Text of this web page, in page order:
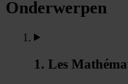
Onderwerpen
1. Les